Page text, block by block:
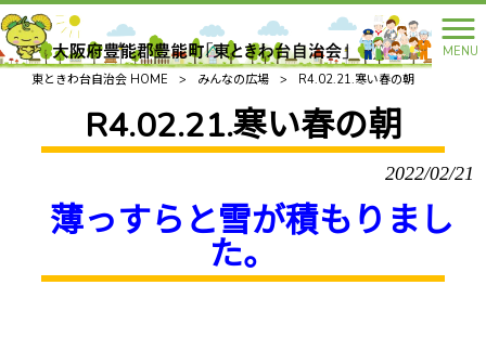
MENU
東ときわ台自治会 HOME
> みんなの広場 > R4.02.21.寒い春の朝
R4.02.21.寒い春の朝
2022/02/21
薄っすらと雪が積もりまし
た。